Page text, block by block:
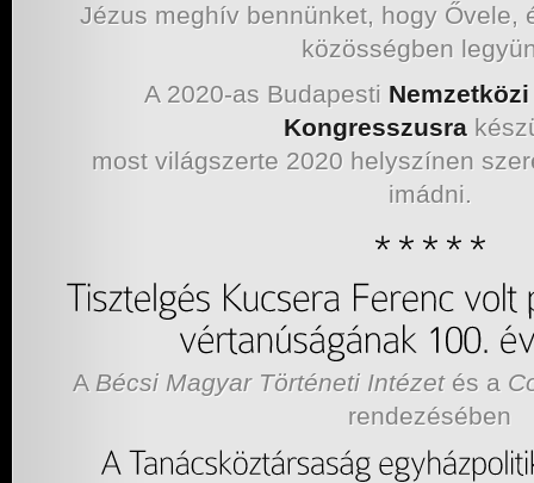
Jézus meghív bennünket, hogy Ővele,
közösségben
A 2020-as Budapesti
Kongresszusra
most világszerte 2020 helyszínen
imádni.
A Bécsi Magyar Történeti Intézet és a
rendezésében